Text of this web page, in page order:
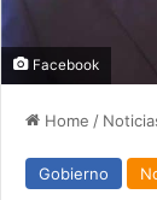
Facebook
Home /
Gobierno